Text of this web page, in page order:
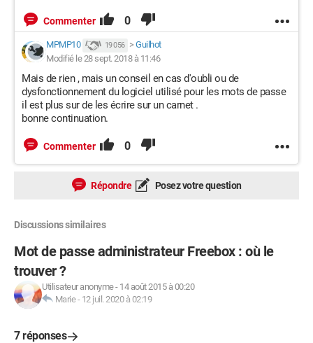
Commenter 0
MPMP10 19 056 > Guilhot
Modifié le 28 sept. 2018 à 11:46
Mais de rien , mais un conseil en cas d'oubli ou de
dysfonctionnement du logiciel utilisé pour les mots de passe
il est plus sur de les écrire sur un carnet .
bonne continuation.
Commenter 0
Répondre Posez votre question
Discussions similaires
Mot de passe administrateur Freebox : où le
trouver ?
Utilisateur anonyme- 14 août 2015 à 00:20
Marie- 12 juil. 2020 à 02:19
7 réponses